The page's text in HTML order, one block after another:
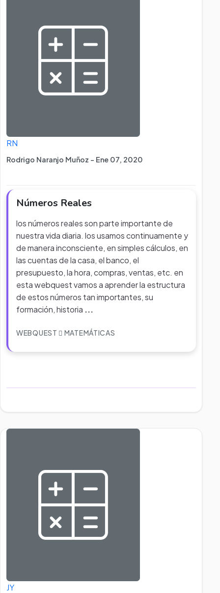
RN
Rodrigo Naranjo Muñoz - Ene 07, 2020
Números Reales
los números reales son parte importante de
nuestra vida diaria. los usamos continuamente y
de manera inconsciente, en simples cálculos, en
las cuentas de la casa, el banco, el
presupuesto, la hora, compras, ventas, etc. en
esta webquest vamos a aprender la estructura
de estos números tan importantes, su
formación, historia ...
WEBQUEST MATEMÁTICAS
JY